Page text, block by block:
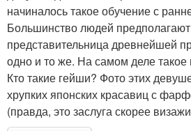
начиналось такое обучение с
Большинство людей
представительница древнейшей
одно и то же. На самом деле
Кто такие гейши? Фото этих
хрупких японских красавиц с
(правда, это заслуга скорее